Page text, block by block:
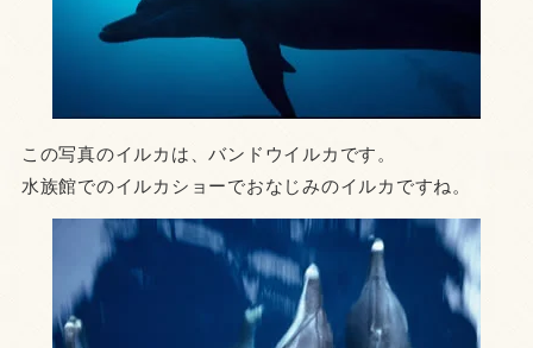
この写真のイルカは、バンドウイルカです。
水族館でのイルカショーでおなじみのイルカですね。